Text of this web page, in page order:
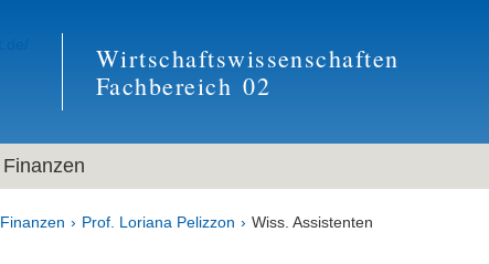
Wirtschaftswissenschaften
Fachbereich 02
Finanzen
Finanzen Prof. Loriana Pelizzon Wiss. Assistenten